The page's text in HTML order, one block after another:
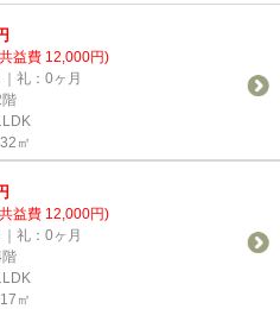
益費 12,000円)
礼：0ヶ月
階
㎡
益費 12,000円)
礼：0ヶ月
階
㎡